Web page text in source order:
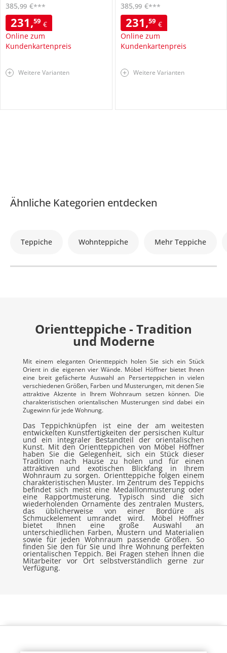
231,59 €
Online zum
Kundenkartenpreis
385,99 €***
Weitere Varianten
231,59 €
Online zum
Kundenkartenpreis
385,99 €***
Weitere Varianten
Ähnliche Kategorien entdecken
Teppiche Wohnteppiche Mehr Teppiche
Orientteppiche - Tradition
und Moderne
Mit einem eleganten Orientteppich holen Sie sich ein Stück
Orient in die eigenen vier Wände. Möbel Höffner bietet Ihnen
eine breit gefächerte Auswahl an Perserteppichen in vielen
verschiedenen Größen, Farben und Musterungen, mit denen Sie
attraktive Akzente in Ihrem Wohnraum setzen können. Die
charakteristischen orientalischen Musterungen sind dabei ein
Zugewinn für jede Wohnung.
Das Teppichknüpfen ist eine der am weitesten
entwickelten Kunstfertigkeiten der persischen Kultur
und ein integraler Bestandteil der orientalischen
Kunst. Mit den Orientteppichen von Möbel Höffner
haben Sie die Gelegenheit, sich ein Stück dieser
Tradition nach Hause zu holen und für einen
attraktiven und exotischen Blickfang in Ihrem
Wohnraum zu sorgen. Orientteppiche folgen einem
charakteristischen Muster. Im Zentrum des Teppichs
befindet sich meist eine Medaillonmusterung oder
eine Rapportmusterung. Typisch sind die sich
wiederholenden Ornamente des zentralen Musters,
das üblicherweise von einer Bordüre als
Schmuckelement umrandet wird. Möbel Höffner
bietet Ihnen eine große Auswahl an
unterschiedlichen Farben, Mustern und Materialien
sowie für jeden Wohnraum passende Größen. So
finden Sie den für Sie und Ihre Wohnung perfekten
orientalischen Teppich. Bei Fragen stehen Ihnen die
Mitarbeiter vor Ort selbstverständlich gerne zur
Verfügung.